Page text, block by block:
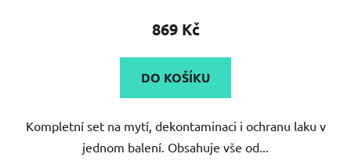
869 Kč
DO KOŠÍKU
Kompletní set na mytí, dekontaminaci i ochranu laku v
jednom balení. Obsahuje vše od...